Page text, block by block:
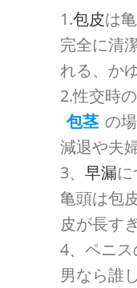
1.包皮は
完全に清
れる、か
2.性交時
包茎 の
減退や夫
3、 早漏
亀頭は包
皮が長す
4、ペニ
男なら誰